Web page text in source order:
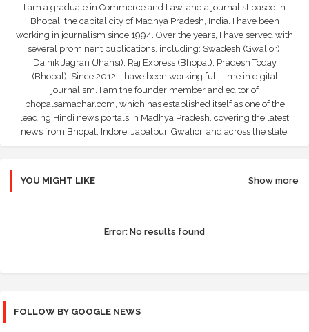
I am a graduate in Commerce and Law, and a journalist based in
Bhopal, the capital city of Madhya Pradesh, India. I have been
working in journalism since 1994. Over the years, I have served with
several prominent publications, including: Swadesh (Gwalior),
Dainik Jagran (Jhansi), Raj Express (Bhopal), Pradesh Today
(Bhopal); Since 2012, I have been working full-time in digital
journalism. I am the founder member and editor of
bhopalsamachar.com, which has established itself as one of the
leading Hindi news portals in Madhya Pradesh, covering the latest
news from Bhopal, Indore, Jabalpur, Gwalior, and across the state.
YOU MIGHT LIKE Show more
Error: No results found
FOLLOW BY GOOGLE NEWS